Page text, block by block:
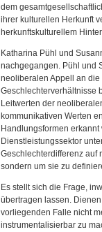
dem
ihrer kulturellen Herkunft
herkunftskulturellem
Katharina Pühl und
nachgegangen. Pühl und
neoliberalen Appell an die
Geschlechterverhältnisse
Leitwerten der
kommunikativen Werten
Handlungsformen
Dienstleistungssektor
Geschlechterdifferenz auf
sondern um sie zu
Es stellt sich die Frage,
übertragen lassen.
vorliegenden Falle nicht
instrumentalisierbar zu